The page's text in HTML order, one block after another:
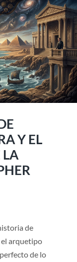
Y EL
de
el arquetipo
de lo